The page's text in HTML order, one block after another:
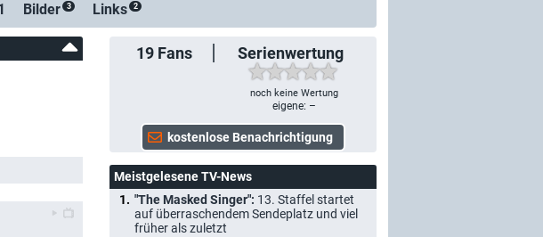
Bilder 3 Links 2
19 Fans Serienwertung
noch keine Wertung
eigene: –
Meistgelesene TV-News
"The Masked Singer": 13. Staffel startet
auf überraschendem Sendeplatz und viel
früher als zuletzt